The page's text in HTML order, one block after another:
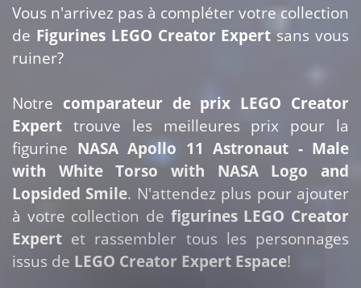
Vous n'arrivez pas à compléter votre collection
de Figurines LEGO Creator Expertsans vous
ruiner?
Notre comparateur de prix LEGO Creator
Expert trouve les meilleures prix pour la
figurine NASA Apollo 11 Astronaut - Male
with White Torso with NASA Logo and
Lopsided Smile. N'attendez plus pour ajouter
à votre collection de figurines LEGO Creator
Expert et rassembler tous les personnages
issus de LEGO Creator Expert Espace!